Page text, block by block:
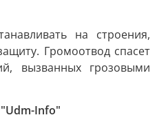
на строения,
Громоотвод спасет
вызванных грозовыми
Info"